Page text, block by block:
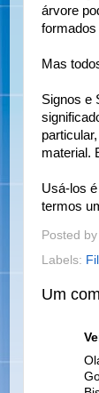
árvore
formados
Mas
Signos e
material.
Usá-los
termos
Posted by
Labels:
Um